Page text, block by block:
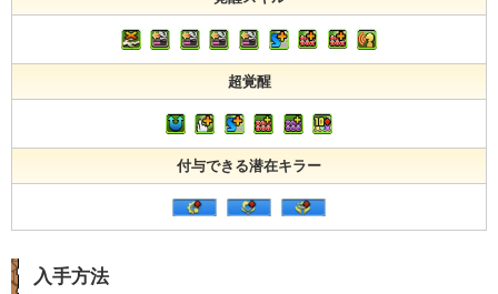
超覚醒
付与できる潜在キラー
入手方法